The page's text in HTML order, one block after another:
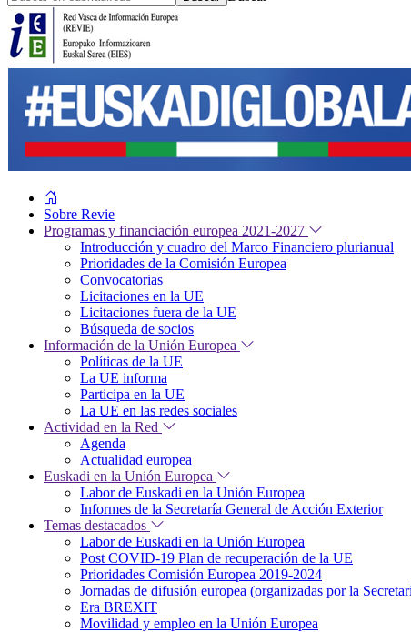
Sobre Revie
Programas y financiación europea 2021-2027
Introducción y cuadro del Marco Financiero plurianual
Prioridades de la Comisión Europea
Convocatorias
Licitaciones en la UE
Licitaciones fuera de la UE
Búsqueda de socios
Información de la Unión Europea
Políticas de la UE
La UE informa
Participa en la UE
La UE en las redes sociales
Actividad en la Red
Agenda
Actualidad europea
Euskadi en la Unión Europea
Labor de Euskadi en la Unión Europea
Informes de la Secretaría General de Acción Exterior
Temas destacados
Labor de Euskadi en la Unión Europea
Post COVID-19 Plan de recuperación de la UE
Prioridades Comisión Europea 2019-2024
Jornadas de difusión europea (organizadas por la
Era BREXIT
Movilidad y empleo en la Unión Europea